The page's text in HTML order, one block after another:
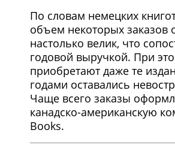
По словам немецких
объем некоторых заказов
настолько велик, что
годовой выручкой. При
приобретают даже те
годами оставались
Чаще всего заказы
канадско-американскую
Books.